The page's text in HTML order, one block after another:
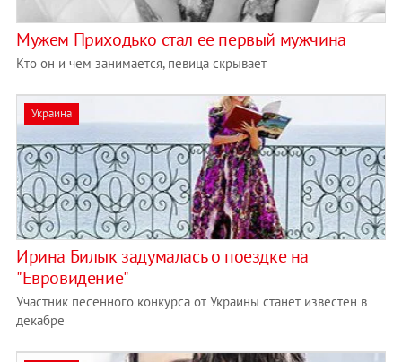
Мужем Приходько стал ее первый мужчина
Кто он и чем занимается, певица скрывает
Украина
Ирина Билык задумалась о поездке на
"Евровидение"
Участник песенного конкурса от Украины станет известен в
декабре